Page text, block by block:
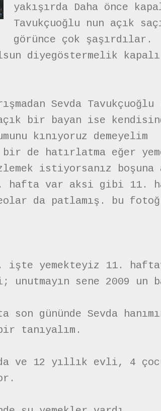
yakışırda Daha önce
Tavukçuoğlu nun açık
görünce çok şaşırdılar.
diyegöstermelik
Sevda
bir bayan ise
kınıyoruz demeyelim
de hatırlatma eğer
istiyorsanız boşuna
hafta var aksi gibi 11.
da patlamış. bu
işte yemekteyiz 11.
sene 2009 un
son gününde Sevda
tanıyalım.
ve 12 yıllık evli, 4